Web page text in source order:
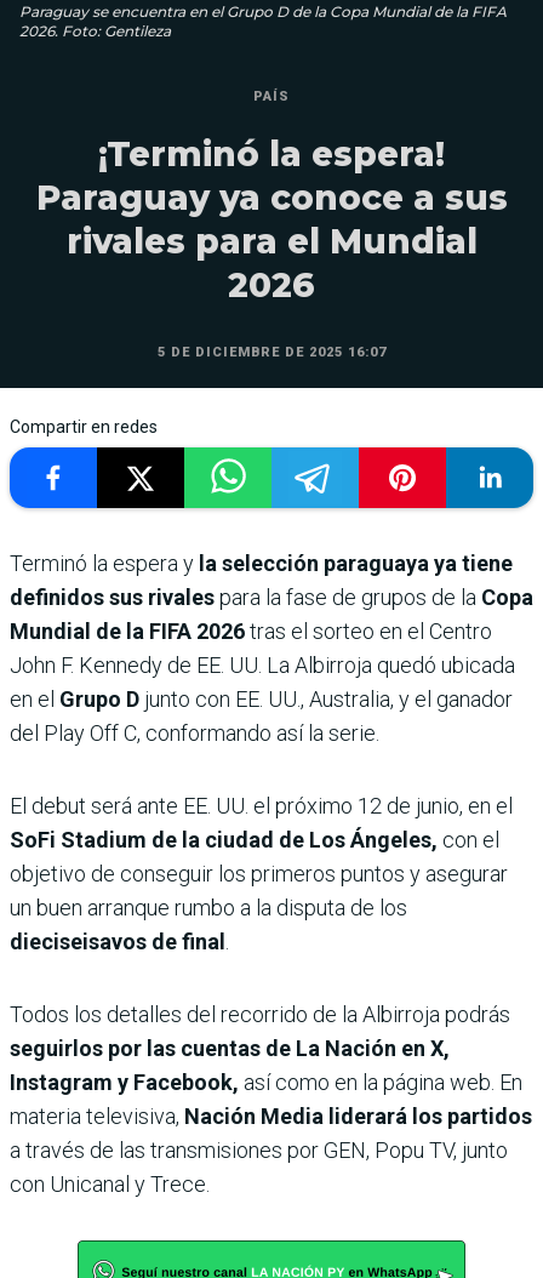
Paraguay se encuentra en el Grupo D de la Copa Mundial de la FIFA
2026. Foto: Gentileza
PAÍS
¡Terminó la espera!
Paraguay ya conoce a sus
rivales para el Mundial
2026
5 DE DICIEMBRE DE 2025 16:07
Compartir en redes
Terminó la espera y la selección paraguaya ya tiene
definidos sus rivalespara la fase de grupos de la Copa
Mundial de la FIFA 2026tras el sorteo en el Centro
John F. Kennedy de EE. UU. La Albirroja quedó ubicada
en el Grupo D junto con EE. UU., Australia, y el ganador
del Play Off C, conformando así la serie.
El debut será ante EE. UU. el próximo 12 de junio, en el
SoFi Stadium de la ciudad de Los Ángeles, con el
objetivo de conseguir los primeros puntos y asegurar
un buen arranque rumbo a la disputa de los
dieciseisavos de final
Todos los detalles del recorrido de la Albirroja podrás
seguirlos por las cuentas de La Nación en X,
Instagram y Facebook, así como en la página web. En
materia televisiva, Nación Media liderará los partidos
a través de las transmisiones por GEN, Popu TV, junto
con Unicanal y Trece.